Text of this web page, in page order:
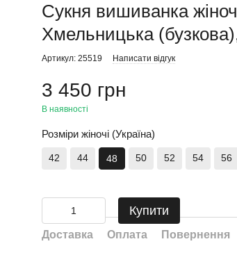
Сукня вишиванка
Хмельницька
Артикул: 25519 Написати відгук
3 450 грн
В наявності
Розміри жіночі (Україна)
42 44 48 50 52 54 56
Купити
Доставка Оплата Повернення